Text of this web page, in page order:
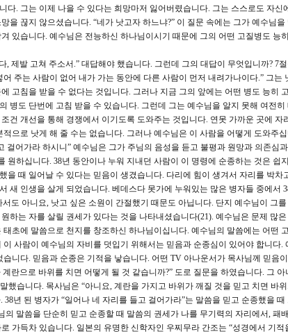
다. 그는 이제 나을 수 있다는 희망마저 잃어버렸습니다. 그는 스스로도 자신
을 끊지 않으셨습니다. “네가 낫고자 하느냐?” 이 질문 속에는 그가 예수님을
있습니다. 예수님은 전능하신 하나님이시기 때문에 그의 어떤 고질병도 능
, 제발 고쳐 주소서.” 대답해야 했습니다. 그런데 그의 대답이 무엇입니까? 7
주는 사람이 없어 내가 가는 동안에 다른 사람이 먼저 내려가나이다.” 그는
고침을 받을 수 없다는 것입니다. 그러나 지금 그의 앞에는 어떤 병도 능히
병도 단번에 고침 받을 수 있습니다. 그런데 그는 예수님을 알지 못해 여전히
건 개선을 통해 경쟁에서 이기도록 도와주는 것입니다. 연못 가까운 곳에 자
으로 낫게 해 줄 수는 없습니다. 그러나 예수님은 이 사람을 어떻게 도와주십
걸어가라 하시니” 예수님은 그가 주님의 음성을 듣고 불평과 원망과 의존심
원하십니다. 38년 동안이나 누워 지내던 사람이 이 명령에 순종하는 것은 쉽
을 때 일어날 수 있다는 믿음이 생겼습니다. 다리에 힘이 생겨서 자리를 박차
새 인생을 살게 되었습니다. 베데스다 못가에 누워있는 많은 병자들 중에서
도 아니요, 낫고 싶은 소원이 간절했기 때문도 아닙니다. 단지 예수님이 그를
하는 자를 살릴 권세가 있다는 것을 나타내셨습니다(21). 예수님은 문제 많은
초에 말씀으로 천지를 창조하신 하나님이십니다. 예수님의 말씀에는 어떤
사람이 예수님의 자비를 덧입기 위해서는 믿음과 순종심이 있어야 합니다.
니다. 믿음과 순종은 기적을 낳습니다. 어떤 TV 아나운서가 목사님께 믿음
란으로 바위를 치면 어떻게 될 것 같습니까?” 도로 질문을 하였습니다. 그
했습니다. 목사님은 “아니요, 계란을 가지고 바위가 깨질 것을 믿고 치면 바
년 된 병자가 “일어나 네 자리를 들고 걸어가라”는 말씀을 믿고 순종했을 때
말씀을 단순히 믿고 순종할 때 말씀의 권세가 나를 무기력의 자리에서, 패
가득차 있습니다. 일본의 유명한 신학자인 우찌무라 간조는 “성경에서 기적